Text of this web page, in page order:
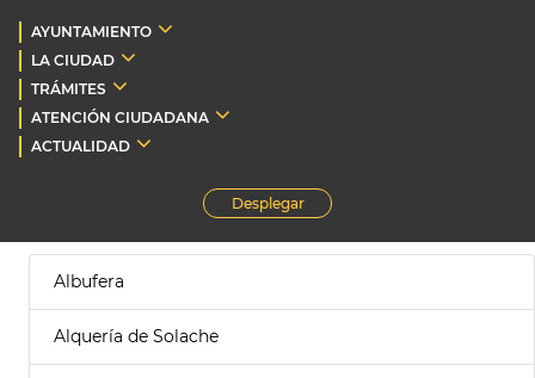
AYUNTAMIENTO
LA CIUDAD
TRÁMITES
ATENCIÓN CIUDADANA
ACTUALIDAD
Desplegar
Albufera
Alquería de Solache